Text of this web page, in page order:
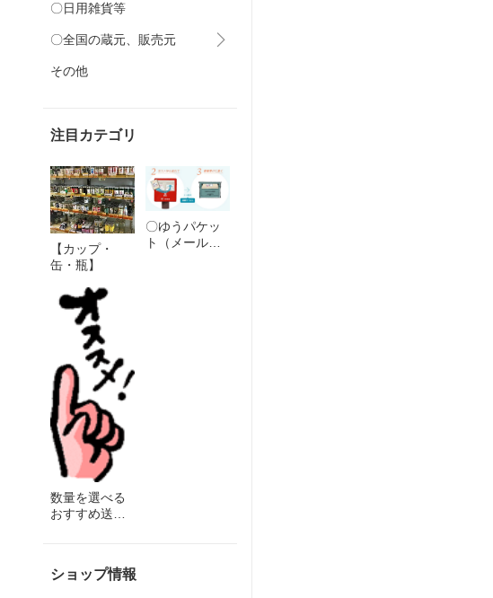
〇日用雑貨等
〇全国の蔵元、販売元
その他
注目カテゴリ
【カップ・
缶・瓶】
〇ゆうパケッ
ト（メール便
数量を選べる
おすすめ送料
ショップ情報